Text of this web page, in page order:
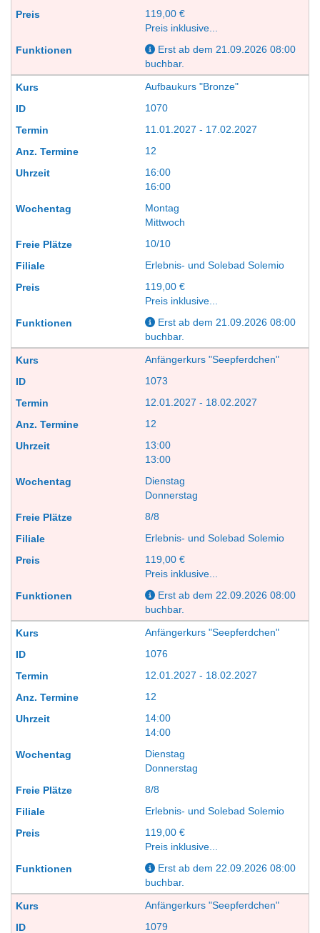
119,00 €
Preis inklusive...
Erst ab dem 21.09.2026 08:00
buchbar.
Aufbaukurs "Bronze"
1070
11.01.2027 - 17.02.2027
12
16:00
16:00
Montag
Mittwoch
10/10
Erlebnis- und Solebad Solemio
119,00 €
Preis inklusive...
Erst ab dem 21.09.2026 08:00
buchbar.
Anfängerkurs "Seepferdchen"
1073
12.01.2027 - 18.02.2027
12
13:00
13:00
Dienstag
Donnerstag
8/8
Erlebnis- und Solebad Solemio
119,00 €
Preis inklusive...
Erst ab dem 22.09.2026 08:00
buchbar.
Anfängerkurs "Seepferdchen"
1076
12.01.2027 - 18.02.2027
12
14:00
14:00
Dienstag
Donnerstag
8/8
Erlebnis- und Solebad Solemio
119,00 €
Preis inklusive...
Erst ab dem 22.09.2026 08:00
buchbar.
Anfängerkurs "Seepferdchen"
1079